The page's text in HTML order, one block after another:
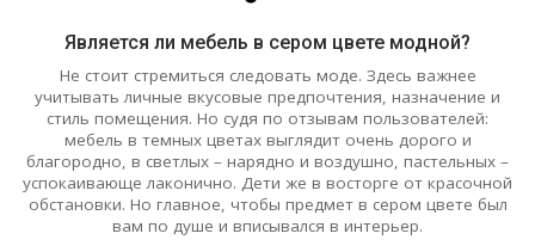
Является ли мебель в сером цвете модной?
Не стоит стремиться следовать моде. Здесь важнее
учитывать личные вкусовые предпочтения, назначение и
стиль помещения. Но судя по отзывам пользователей:
мебель в темных цветах выглядит очень дорого и
благородно, в светлых – нарядно и воздушно, пастельных –
успокаивающе лаконично. Дети же в восторге от красочной
обстановки. Но главное, чтобы предмет в сером цвете был
вам по душе и вписывался в интерьер.